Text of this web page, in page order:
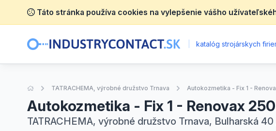
Táto stránka používa cookies na vylepšenie vášho
katalóg strojárskych
Úvodná stránka
TATRACHEMA, výrobné družstvo Trnava Autokozmetika - Fix 1 -
Autokozmetika - Fix 1 - Renovax
TATRACHEMA, výrobné družstvo Trnava, Bulharská 40